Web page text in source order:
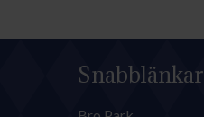
Snabblänkar